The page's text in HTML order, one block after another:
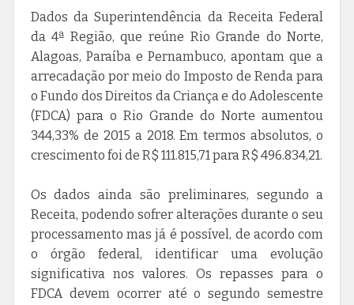
Dados da Superintendência da Receita Federal
da 4ª Região, que reúne Rio Grande do Norte,
Alagoas, Paraíba e Pernambuco, apontam que a
arrecadação por meio do Imposto de Renda para
o Fundo dos Direitos da Criança e do Adolescente
(FDCA) para o Rio Grande do Norte aumentou
344,33% de 2015 a 2018. Em termos absolutos, o
crescimento foi de R$ 111.815,71 para R$ 496.834,21.
Os dados ainda são preliminares, segundo a
Receita, podendo sofrer alterações durante o seu
processamento mas já é possível, de acordo com
o órgão federal, identificar uma evolução
significativa nos valores. Os repasses para o
FDCA devem ocorrer até o segundo semestre